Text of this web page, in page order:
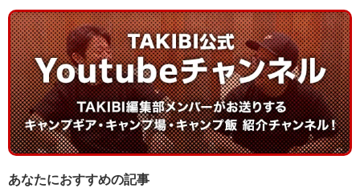
あなたにおすすめの記事